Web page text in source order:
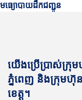
មធ្យោបាយដឹកជញ្ជូន
យើងប្រើប្រាស់ក្
ភ្នំពេញ និងក្រុមហ៊ុន
ខេត្ត។